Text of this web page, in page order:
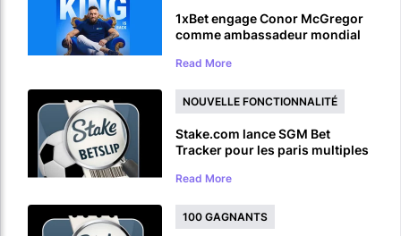
1xBet engage Conor McGregor
comme ambassadeur mondial
UFC
Read More
NOUVELLE FONCTIONNALITÉ
Stake.com lance SGM Bet
Tracker pour les paris multiples
Read More
100 GAGNANTS